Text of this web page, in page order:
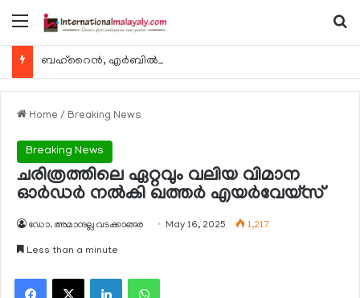
Menu
Home / Breaking News
Breaking News
ചരിത്രത്തിലെ ഏറ്റവും വലിയ വിമാന
ഓര്‍ഡര്‍ നല്‍കി ഖത്തര്‍ എയര്‍വേയ്സ്
ഡോ. അമാനുല്ല വടക്കാങ്ങര May 16, 2025 1,217
Less than a minute
Facebook
X LinkedInWhatsApp